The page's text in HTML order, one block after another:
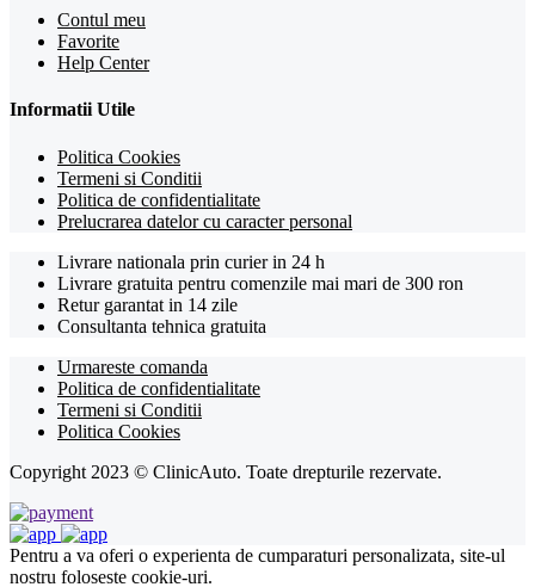
Contul meu
Favorite
Help Center
Informatii Utile
Politica Cookies
Termeni si Conditii
Politica de confidentialitate
Prelucrarea datelor cu caracter personal
Livrare nationala prin curier in 24 h
Livrare gratuita pentru comenzile mai mari de 300 ron
Retur garantat in 14 zile
Consultanta tehnica gratuita
Urmareste comanda
Politica de confidentialitate
Termeni si Conditii
Politica Cookies
Copyright 2023 © ClinicAuto. Toate drepturile rezervate.
Pentru a va oferi o experienta de cumparaturi personalizata, site-ul
nostru foloseste cookie-uri.